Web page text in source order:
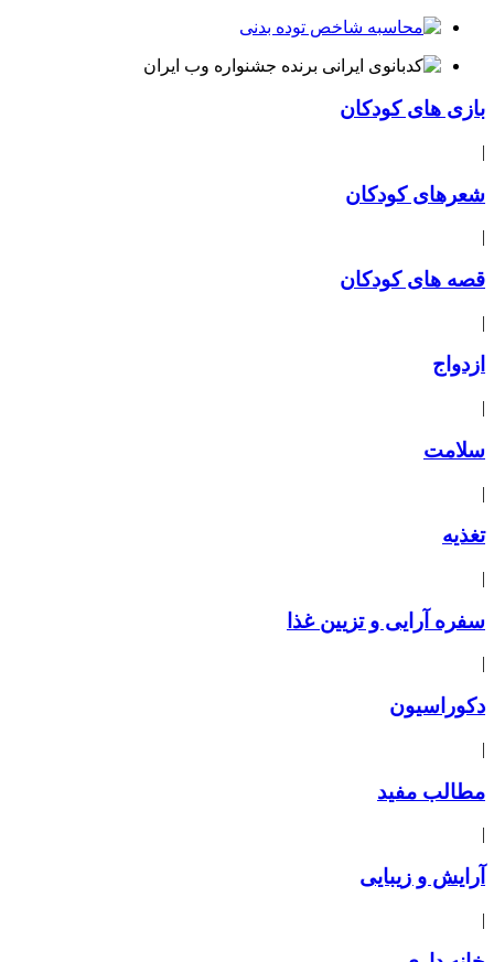
بازی های کودکان
|
شعرهای کودکان
|
قصه های کودکان
|
ازدواج
|
سلامت
|
تغذیه
|
سفره آرایی و تزیین غذا
|
دکوراسیون
|
مطالب مفید
|
آرایش و زیبایی
|